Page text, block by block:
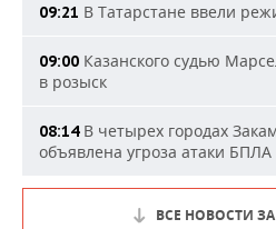
09:21 В Татарстане ввели
09:00 Казанского судью
в розыск
08:14В четырех городах
объявлена угроза атаки БПЛА
ВСЕ НОВОСТИ